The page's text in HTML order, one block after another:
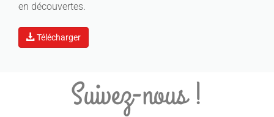
en découvertes.
Télécharger
Suivez-nous !